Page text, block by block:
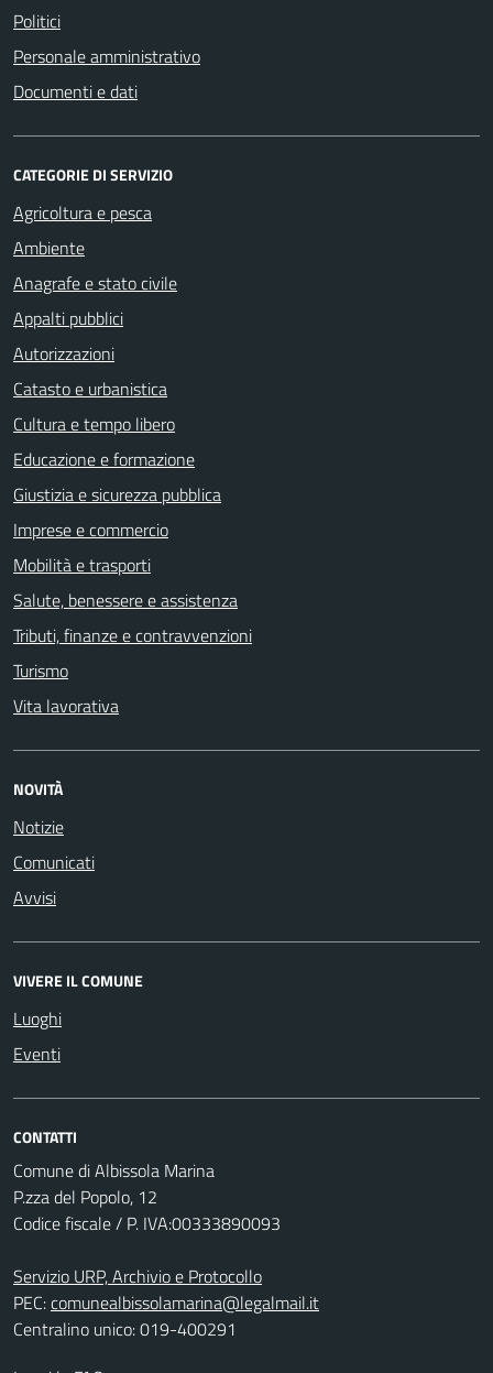
Politici
Personale amministrativo
Documenti e dati
CATEGORIE DI SERVIZIO
Agricoltura e pesca
Ambiente
Anagrafe e stato civile
Appalti pubblici
Autorizzazioni
Catasto e urbanistica
Cultura e tempo libero
Educazione e formazione
Giustizia e sicurezza pubblica
Imprese e commercio
Mobilità e trasporti
Salute, benessere e assistenza
Tributi, finanze e contravvenzioni
Turismo
Vita lavorativa
NOVITÀ
Notizie
Comunicati
Avvisi
VIVERE IL COMUNE
Luoghi
Eventi
CONTATTI
Comune di Albissola Marina
P.zza del Popolo, 12
Codice fiscale / P. IVA:00333890093
Servizio URP, Archivio e Protocollo
PEC:comunealbissolamarina@legalmail.it
Centralino unico: 019-400291